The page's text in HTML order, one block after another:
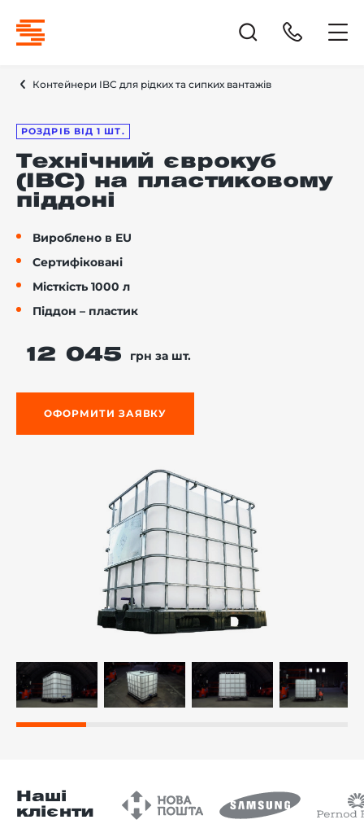
Контейнери IBC для рідких та сипких вантажів
РОЗДРІБ ВІД 1 ШТ.
Технічний єврокуб
(IBC) на пластиковому
піддоні
Вироблено в EU
Сертифіковані
Місткість 1000 л
Піддон – пластик
12 045 грн за шт.
ОФОРМИТИ ЗАЯВКУ
Наші
клієнти